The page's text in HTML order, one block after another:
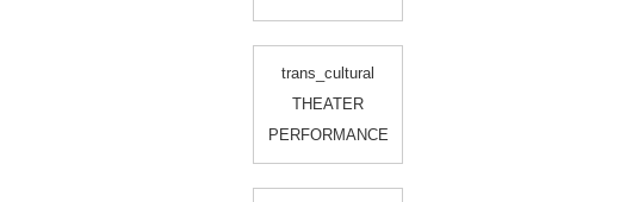
trans_cultural
THEATER
PERFORMANCE